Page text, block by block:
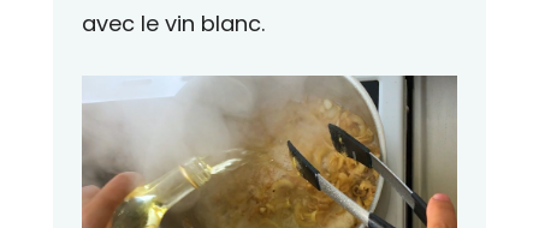
avec le vin blanc.